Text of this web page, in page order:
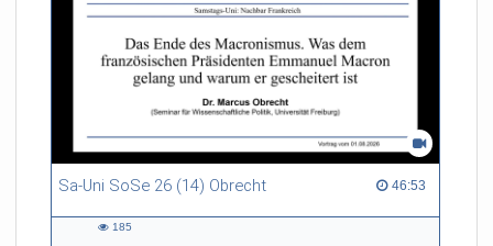
Sa-Uni SoSe 26 (14) Obrecht 46:53
46:53 duration
185